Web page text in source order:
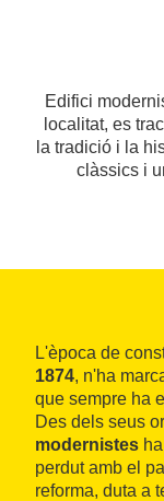
Edifici
localitat, es
la tradició i la
clàssics i
L'època de
1874, n'ha
que sempre ha
Des dels seus
modernistes
perdut amb el
reforma, duta a